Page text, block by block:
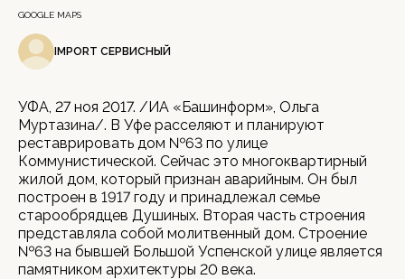
GOOGLE MAPS
IMPORT СЕРВИСНЫЙ
УФА, 27 ноя 2017. /ИА «Башинформ», Ольга
Муртазина/. В Уфе расселяют и планируют
реставрировать дом №63 по улице
Коммунистической. Сейчас это многоквартирный
жилой дом, который признан аварийным. Он был
построен в 1917 году и принадлежал семье
старообрядцев Душиных. Вторая часть строения
представляла собой молитвенный дом. Строение
№63 на бывшей Большой Успенской улице является
памятником архитектуры 20 века.